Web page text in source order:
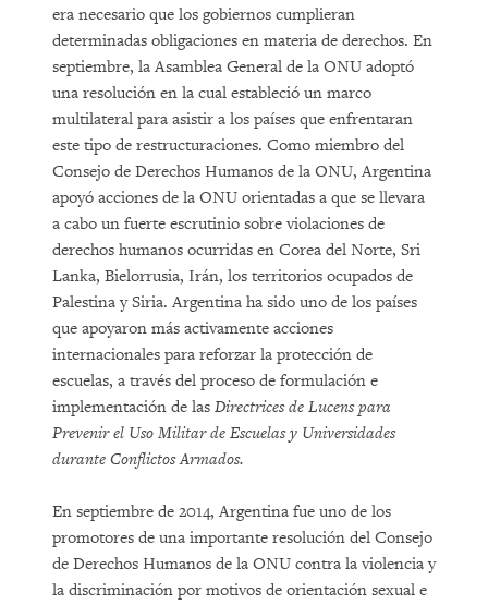
era necesario que los gobiernos cumplieran
determinadas obligaciones en materia de derechos. En
septiembre, la Asamblea General de la ONU adoptó
una resolución en la cual estableció un marco
multilateral para asistir a los países que enfrentaran
este tipo de restructuraciones. Como miembro del
Consejo de Derechos Humanos de la ONU, Argentina
apoyó acciones de la ONU orientadas a que se llevara
a cabo un fuerte escrutinio sobre violaciones de
derechos humanos ocurridas en Corea del Norte, Sri
Lanka, Bielorrusia, Irán, los territorios ocupados de
Palestina y Siria. Argentina ha sido uno de los países
que apoyaron más activamente acciones
internacionales para reforzar la protección de
escuelas, a través del proceso de formulación e
implementación de las Directrices de Lucens para
Prevenir el Uso Militar de Escuelas y Universidades
durante Conflictos Armados.
En septiembre de 2014, Argentina fue uno de los
promotores de una importante resolución del Consejo
de Derechos Humanos de la ONU contra la violencia y
la discriminación por motivos de orientación sexual e